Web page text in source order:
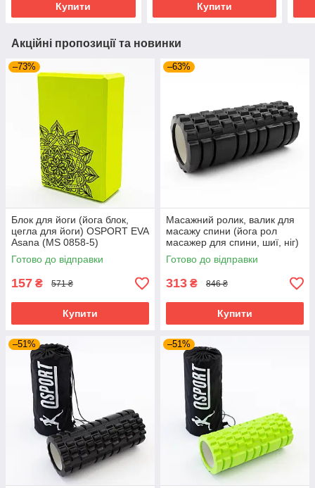
Купити Купити
Акційні пропозиції та новинки
–73%
Блок для йоги (йога блок,
цегла для йоги) OSPORT EVA
Asana (MS 0858-5)
Салатовий
Готово до відправки
157 ₴ 571 ₴
Купити
–63%
Масажний ролик, валик для
масажу спини (йога рол
масажер для спини, шиї, ніг)
OSPORT 33*14см (MS 0857)
Чорний
Готово до відправки
313 ₴ 846 ₴
Купити
–51% –51%